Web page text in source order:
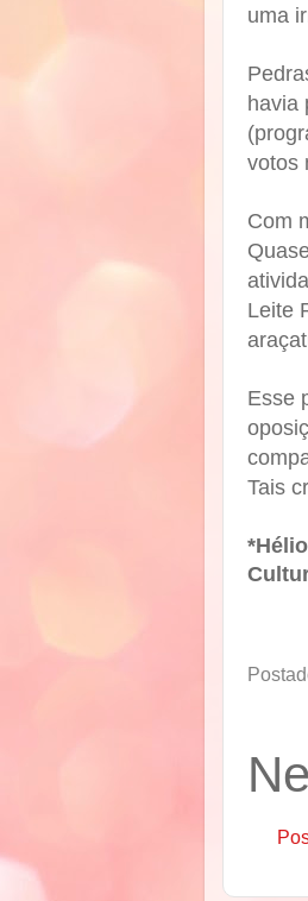
uma
havia
votos
Com
Leite
Esse
Tais